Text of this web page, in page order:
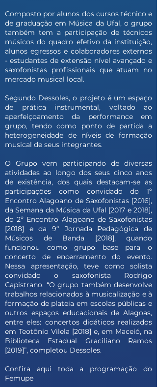
Composto por alunos dos cursos técnico e
de graduação em Música da Ufal, o grupo
também tem a participação de técnicos
músicos do quadro efetivo da instituição,
alunos egressos e colaboradores externos
- estudantes de extensão nível avançado e
saxofonistas profissionais que atuam no
mercado musical local.
Segundo Dessoles, o projeto é um espaço
de prática instrumental, voltado ao
aperfeiçoamento da performance em
grupo, tendo como ponto de partida a
heterogeneidade de níveis de formação
musical de seus integrantes.
O Grupo vem participando de diversas
atividades ao longo dos seus cinco anos
de existência, dos quais destacam-se as
participações como convidado do 1º
Encontro Alagoano de Saxofonistas [2016],
da Semana da Música da Ufal [2017 e 2018],
do 2º Encontro Alagoano de Saxofonistas
[2018] e da 9ª Jornada Pedagógica de
Músicos de Banda [2018], quando
funcionou como grupo base para o
concerto de encerramento do evento.
Nessa apresentação, teve como solista
convidado o saxofonista Rodrigo
Capistrano. “O grupo também desenvolve
trabalhos relacionados à musicalização e à
formação de plateia em escolas públicas e
outros espaços educacionais de Alagoas,
entre eles: concertos didáticos realizados
em Teotônio Vilela [2018] e, em Maceió, na
Biblioteca Estadual Graciliano Ramos
[2019]”, completou Dessoles.
Confira aqui toda a programação do
Femupe